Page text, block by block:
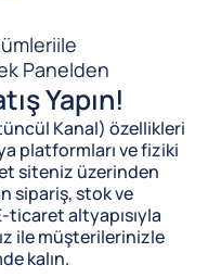
ile
Panelden
Yapın!
Kanal) özellikleri
platformları ve fiziki
siteniz üzerinden
sipariş, stok ve
ticaret altyapısıyla
ile müşterilerinizle
kalın.